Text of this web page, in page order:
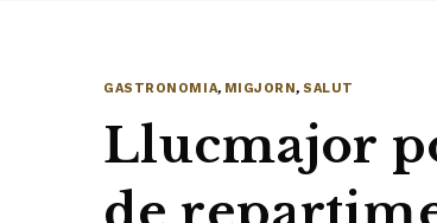
GASTRONOMIA, MIGJORN, SALUT
Llucmajor